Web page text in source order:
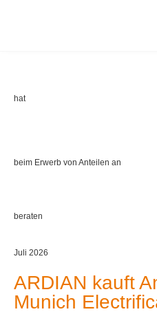
hat
beim Erwerb von Anteilen an
beraten
Juli 2026
ARDIAN kauft
Munich